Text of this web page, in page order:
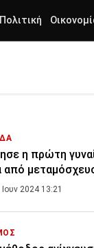
Πολιτική
η πρώτη
από
Ιουν 2024 13:21